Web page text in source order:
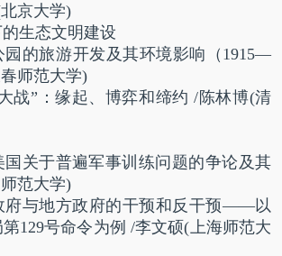
京大学)
生态文明建设
园的旅游开发及其环境影响（1915—
师范大学)
战”：缘起、博弈和缔约 /陈林博(清
国关于普遍军事训练问题的争论及其
范大学)
府与地方政府的干预和反干预——以
129号命令为例 /李文硕(上海师范大